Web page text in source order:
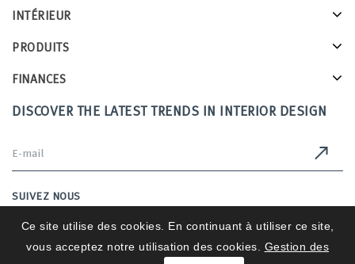
INTÉRIEUR
PRODUITS
FINANCES
DISCOVER THE LATEST TRENDS IN INTERIOR DESIGN
SUIVEZ NOUS
Ce site utilise des cookies. En continuant à utiliser ce site,
vous acceptez notre utilisation des cookies.
Gestion des